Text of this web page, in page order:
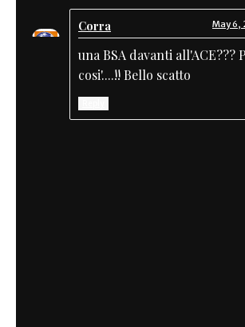
Corra May 6,
una BSA davanti all'ACE???
cosi'....!! Bello scatto